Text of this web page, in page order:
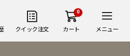
クイック注文
0
カート メニュー